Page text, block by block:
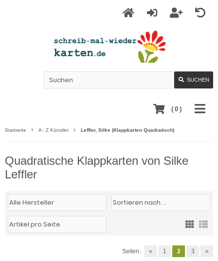
SUCHEN
( 0 )
Startseite A - Z Künstler Leffler, Silke (Klappkarten Quadratisch)
Quadratische Klappkarten von Silke
Leffler
Seiten: « 1 2 3 »